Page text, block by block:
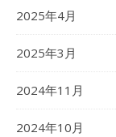
2025年4月
2025年3月
2024年11月
2024年10月